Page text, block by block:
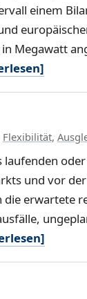
einem
Megawatt
Flexibilität,
und vor
erwartete